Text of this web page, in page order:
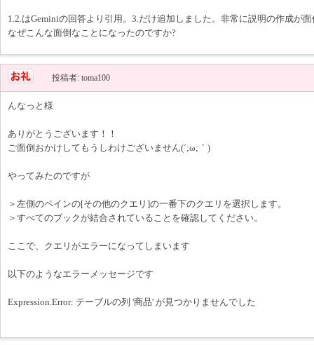
1.2.はGeminiの回答より引用。3.だけ追加しました。非常に説明の作成が
なぜこんな面倒なことになったのですか?
投稿者: toma100
んなっと様
ありがとうございます！！
ご面倒おかけしてもうしわけございません(´;ω;｀)
やってみたのですが
＞左側のペインの[その他のクエリ]の一番下のクエリを選択します。
＞すべてのブックが結合されていることを確認してください。
ここで、クエリがエラーになってしまいます
以下のようなエラーメッセージです
Expression.Error: テーブルの列 '商品' が見つかりませんでした